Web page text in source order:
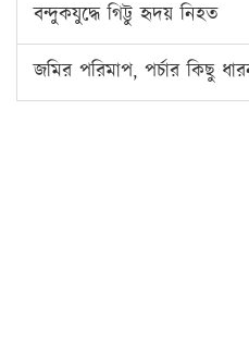
বন্দুকযুদ্ধে গিট্টু হৃদয় নিহত
জমির পরিমাপ, পর্চার কিছু